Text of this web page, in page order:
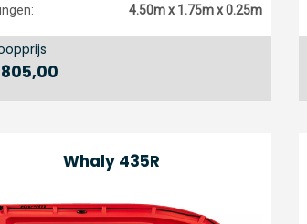
4.50m x 1.75m x 0.25m
Whaly 435R